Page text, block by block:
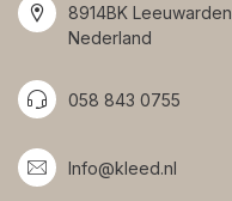
8914BK Leeuwarden
Nederland
058 843 0755
Info@kleed.nl